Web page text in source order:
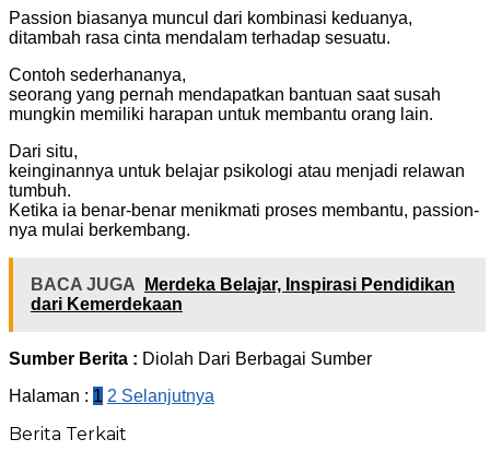
Passion biasanya muncul dari kombinasi keduanya,
ditambah rasa cinta mendalam terhadap sesuatu.
Contoh sederhananya,
seorang yang pernah mendapatkan bantuan saat susah
mungkin memiliki harapan untuk membantu orang lain.
Dari situ,
keinginannya untuk belajar psikologi atau menjadi relawan
tumbuh.
Ketika ia benar-benar menikmati proses membantu, passion-
nya mulai berkembang.
BACA JUGA
Merdeka Belajar, Inspirasi Pendidikan
dari Kemerdekaan
Sumber Berita : Diolah Dari Berbagai Sumber
Halaman : 1 2 Selanjutnya
Berita Terkait